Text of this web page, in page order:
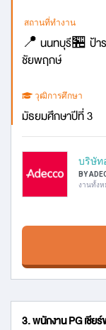
สถานที่ทำงาน
📍 นนทบุรี🏪 ป้า
ชัยพฤกษ์
วุฒิการศึกษา
มัธยมศึกษาปีที่ 3
บริษัท
BY
งานทั้ง
3. พนักงาน PG เชีย